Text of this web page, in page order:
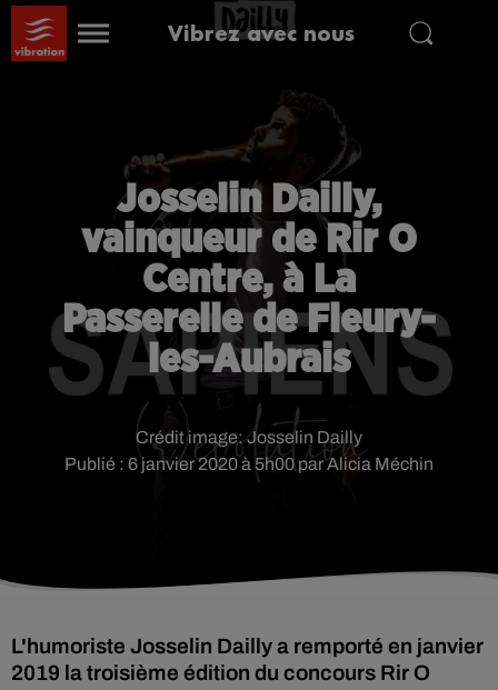
Vibrez avec nous
Josselin Dailly,
vainqueur de Rir O
Centre, à La
Passerelle de Fleury-
les-Aubrais
Publié : 6 janvier 2020 à 5h00 par Alicia Méchin
Crédit image:Josselin Dailly
L'humoriste Josselin Dailly a remporté en janvier
2019 la troisième édition du concours Rir O